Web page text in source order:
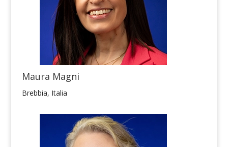
Maura Magni
Brebbia, Italia